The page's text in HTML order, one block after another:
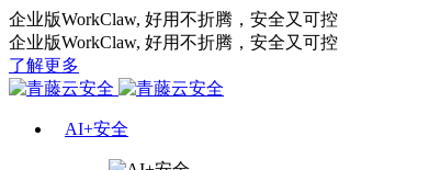
企业版WorkClaw, 好用不折腾，安全又可控
企业版WorkClaw, 好用不折腾，安全又可控
了解更多
AI+安全